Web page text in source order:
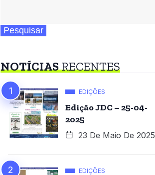
Pesquisar
NOTÍCIASRECENTES
EDIÇÕES
Edição JDC – 25-04-
2025
23 De Maio De 2025
EDIÇÕES